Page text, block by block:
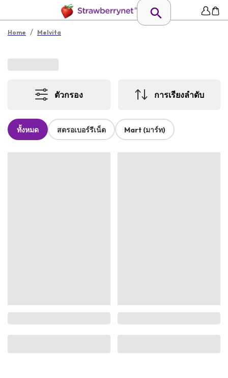
Home / Melvita
ตัวกรอง การเรียงลำดับ
ทั้งหมด สตรอเบอร์รีเน็ต Mart (มาร์ท)